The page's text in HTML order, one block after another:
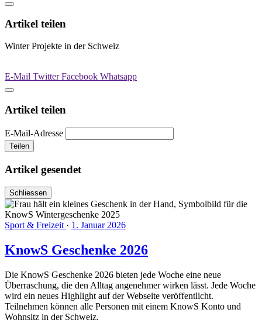
Artikel teilen
Winter Projekte in der Schweiz
E-Mail TwitterFacebook Whatsapp
Artikel teilen
E-Mail-Adresse
Teilen
Artikel gesendet
Schliessen
Sport & Freizeit · 1. Januar 2026
KnowS Geschenke 2026
Die KnowS Geschenke 2026 bieten jede Woche eine neue
Überraschung, die den Alltag angenehmer wirken lässt. Jede Woche
wird ein neues Highlight auf der Webseite veröffentlicht.
Teilnehmen können alle Personen mit einem KnowS Konto und
Wohnsitz in der Schweiz.